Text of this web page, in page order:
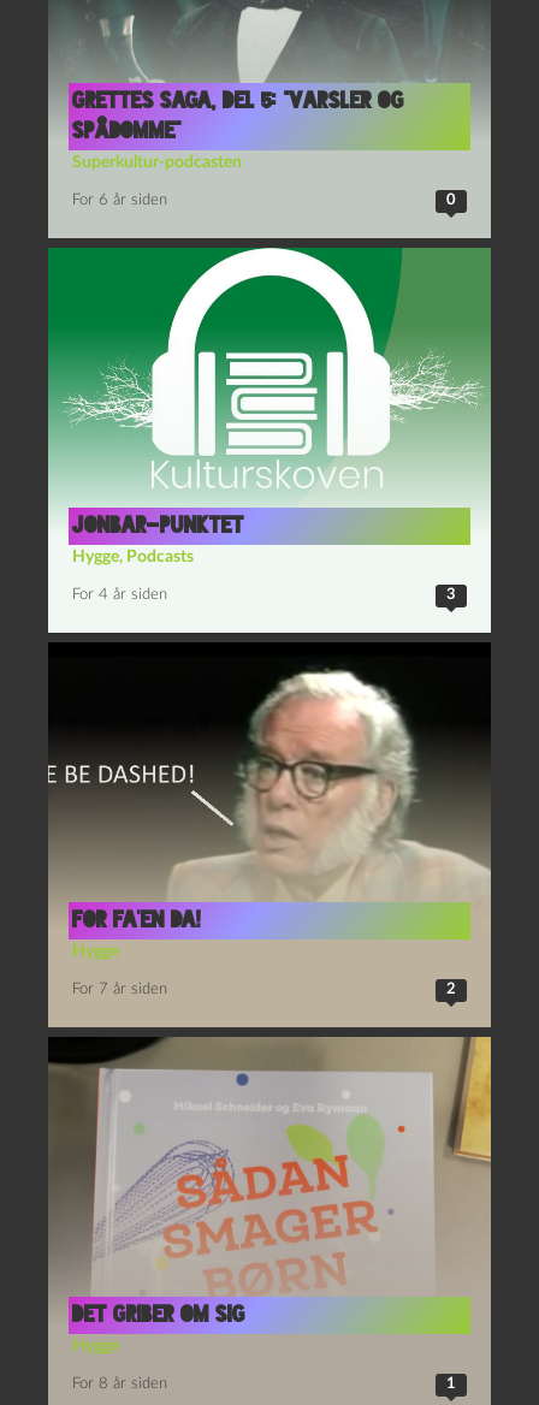
Grettes saga, del 5: “Varsler og
spådomme”
Superkultur-podcasten
For 6 år siden 0
Jonbar-punktet
Hygge, Podcasts
For 4 år siden 3
For fa’en da!
Hygge
For 7 år siden 2
Det griber om sig
Hygge
For 8 år siden 1